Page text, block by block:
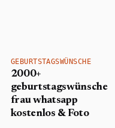
GEBURTSTAGSWÜNSCHE
2000+
geburtstagswünsche
frau whatsapp
kostenlos & Foto